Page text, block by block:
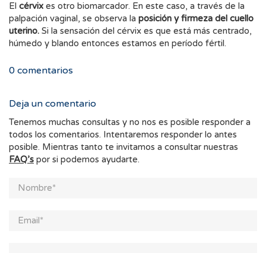
El cérvix es otro biomarcador. En este caso, a través de la
palpación vaginal, se observa la posición y firmeza del cuello
uterino. Si la sensación del cérvix es que está más centrado,
húmedo y blando entonces estamos en período fértil.
0 comentarios
Deja un comentario
Tenemos muchas consultas y no nos es posible responder a
todos los comentarios. Intentaremos responder lo antes
posible. Mientras tanto te invitamos a consultar nuestras
FAQ’s por si podemos ayudarte.